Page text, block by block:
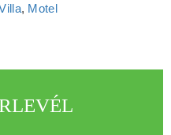
, Motel